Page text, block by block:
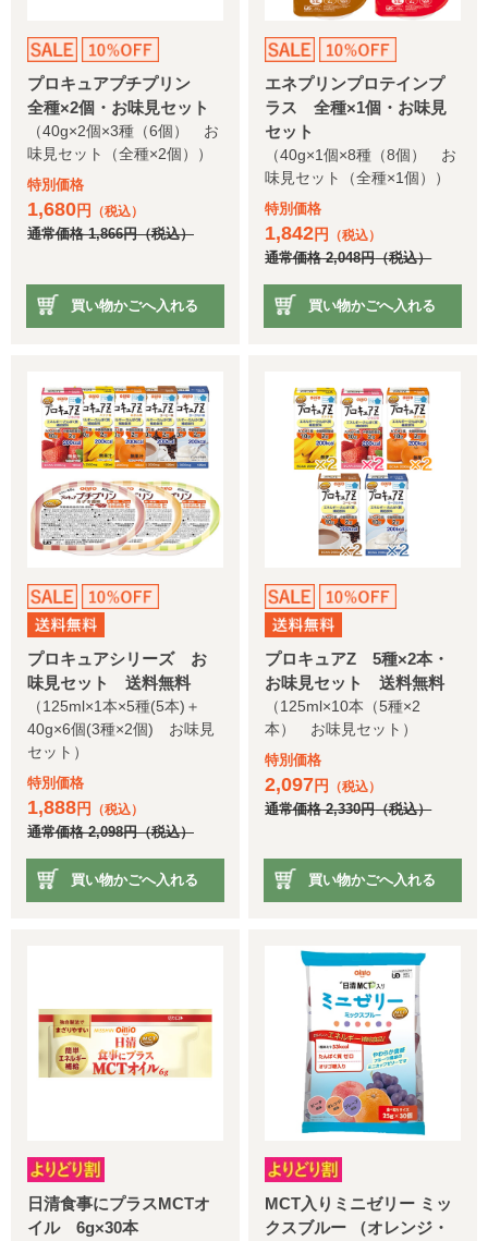
プロキュアプチプリン
全種×2個・お味見セット
（40g×2個×3種（6個） お
味見セット（全種×2個））
特別価格
1,680円 （税込）
通常価格1,866円（税込）
買い物かごへ入れる
エネプリンプロテインプ
ラス 全種×1個・お味見
セット
（40g×1個×8種（8個） お
味見セット（全種×1個））
特別価格
1,842円 （税込）
通常価格2,048円（税込）
買い物かごへ入れる
プロキュアシリーズ お
味見セット 送料無料
（125ml×1本×5種(5本)＋
40g×6個(3種×2個) お味見
セット）
特別価格
1,888円 （税込）
通常価格2,098円（税込）
買い物かごへ入れる
プロキュアZ 5種×2本・
お味見セット 送料無料
（125ml×10本（5種×2
本） お味見セット）
特別価格
2,097円 （税込）
通常価格2,330円（税込）
買い物かごへ入れる
日清食事にプラスMCTオ
イル 6g×30本
MCT入りミニゼリー ミッ
クスブルー （オレンジ・